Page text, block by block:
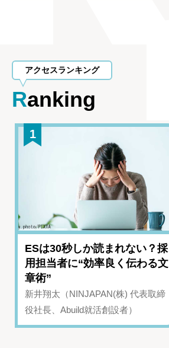
アクセスランキング
Ranking
1
ESは30秒しか読まれない？採
用担当者に“効率良く伝わる文
章術”
新井翔太（NINJAPAN(株) 代表取締
役社長、Abuild就活創設者）